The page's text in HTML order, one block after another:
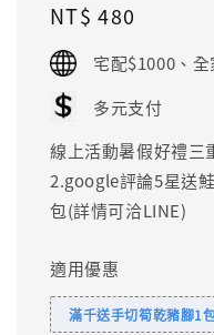
Regular
price
NT$ 480
宅配$1000、
多元支付
線上活動暑假好禮三
2.google評論5星送
包(詳情可洽LINE)
適用優惠
滿千送手切筍乾豬腳1